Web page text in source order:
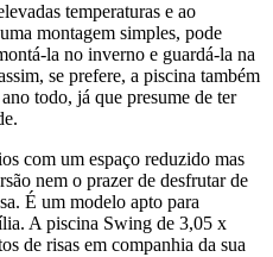
temperaturas e ao
montagem simples, pode
la no inverno e guardá-la na
se prefere, a piscina também
todo, já que presume de ter
com um espaço reduzido mas
nem o prazer de desfrutar de
É um modelo apto para
A piscina Swing de 3,05 x
de risas em companhia da sua